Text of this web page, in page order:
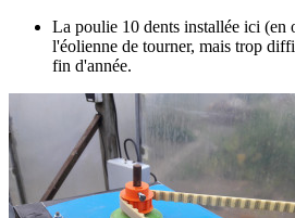
La poulie 10 dents installée ici (en
l'éolienne de tourner, mais trop
fin d'année.